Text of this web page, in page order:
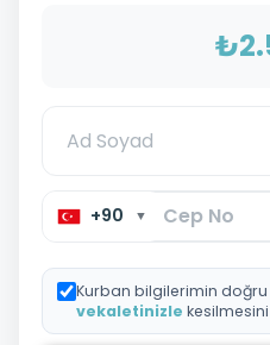
+90 ▼
Kurban bilgilerimin doğru
vekaletinizle